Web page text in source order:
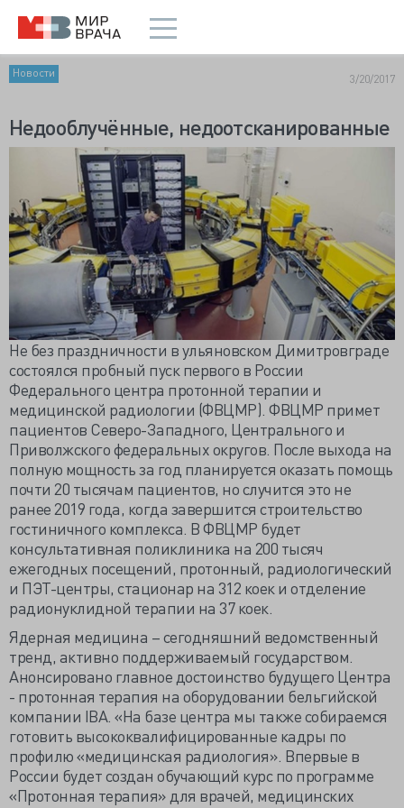
Новости 3/20/2017
Недооблучённые, недоотсканированные
Не без праздничности в ульяновском Димитровграде
состоялся пробный пуск первого в России
Федерального центра протонной терапии и
медицинской радиологии (ФВЦМР). ФВЦМР примет
пациентов Северо-Западного, Центрального и
Приволжского федеральных округов. После выхода на
полную мощность за год планируется оказать помощь
почти 20 тысячам пациентов, но случится это не
ранее 2019 года, когда завершится строительство
гостиничного комплекса. В ФВЦМР будет
консультативная поликлиника на 200 тысяч
ежегодных посещений, протонный, радиологический
и ПЭТ-центры, стационар на 312 коек и отделение
радионуклидной терапии на 37 коек.
Ядерная медицина – сегодняшний ведомственный
тренд, активно поддерживаемый государством.
Анонсировано главное достоинство будущего Центра
- протонная терапия на оборудовании бельгийской
компании IBA. «На базе центра мы также собираемся
готовить высококвалифицированные кадры по
профилю «медицинская радиология». Впервые в
России будет создан обучающий курс по программе
«Протонная терапия» для врачей, медицинских